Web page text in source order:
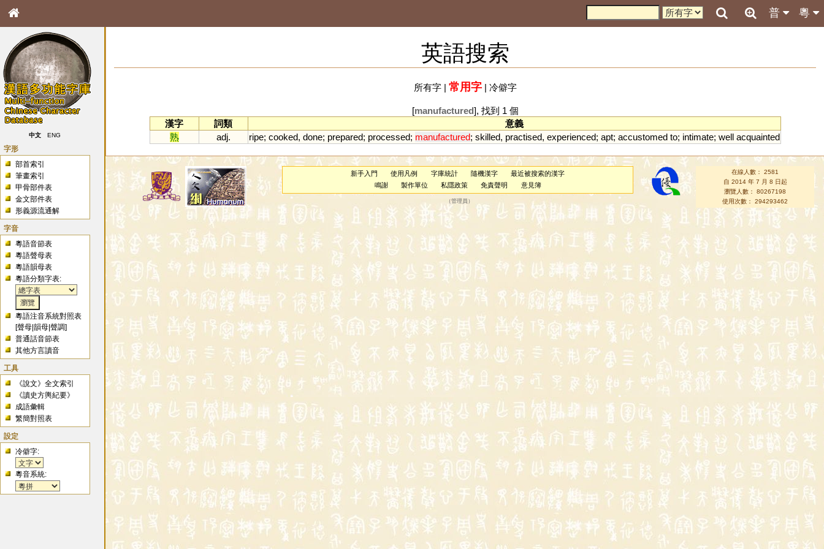
粵
普
中文 ENG
字形
部首索引
筆畫索引
甲骨部件表
金文部件表
形義源流通解
字音
粵語音節表
粵語聲母表
粵語韻母表
粵語分類字表:
粵語注音系統對照表
[聲母 |韻母 |聲調]
普通話音節表
其他方言讀音
工具
《說文》全文索引
《讀史方輿紀要》
成語彙輯
繁簡對照表
設定
冷僻字:
粵音系統:
英語搜索
所有字| 常用字| 冷僻字
[manufactured], 找到 1 個
漢字
詞類
意義
熟
adj. ripe; cooked, done; prepared; processed; manufactured; skilled, practised, experienced; apt; accustomed to; intimate; well acquainted
新手入門 使用凡例 字庫統計 隨機漢字
最近被搜索的漢字
鳴謝
製作單位 私隱政策 免責聲明 意見簿
（管理員 ）
在線人數： 2581
自 2014 年 7 月 8 日起
瀏覽人數： 80267198
使用次數： 294293462